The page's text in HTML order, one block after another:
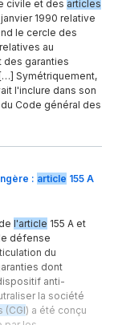
civile et des articles
1990 relative
le cercle des
au
des garanties
Symétriquement,
l'inclure dans son
du Code général des
: article 155 A
l'article 155 A et
défense
du
dont
anti-
la société
(CGI) a été conçu